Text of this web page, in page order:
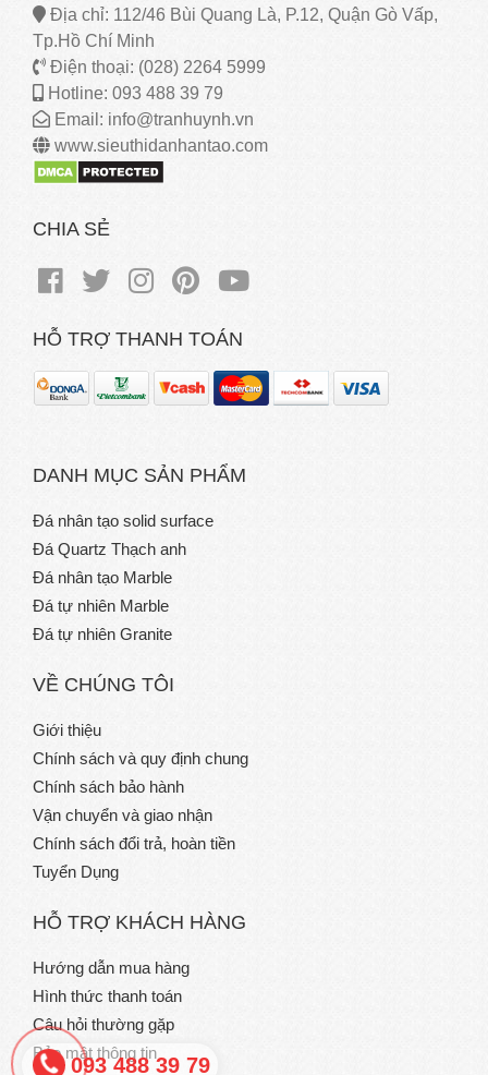
Địa chỉ: 112/46 Bùi Quang Là, P.12, Quận Gò Vấp,
Tp.Hồ Chí Minh
Điện thoại: (028) 2264 5999
Hotline: 093 488 39 79
Email: info@tranhuynh.vn
www.sieuthidanhantao.com
CHIA SẺ
HỖ TRỢ THANH TOÁN
DANH MỤC SẢN PHẨM
Đá nhân tạo solid surface
Đá Quartz Thạch anh
Đá nhân tạo Marble
Đá tự nhiên Marble
Đá tự nhiên Granite
VỀ CHÚNG TÔI
Giới thiệu
Chính sách và quy định chung
Chính sách bảo hành
Vận chuyển và giao nhận
Chính sách đổi trả, hoàn tiền
Tuyển Dụng
HỖ TRỢ KHÁCH HÀNG
Hướng dẫn mua hàng
Hình thức thanh toán
Câu hỏi thường gặp
Bảo mật thông tin
093 488 39 79